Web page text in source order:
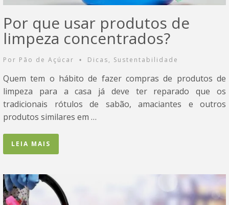
Por que usar produtos de
limpeza concentrados?
Por Pão de Açúcar • Dicas, Sustentabilidade
Quem tem o hábito de fazer compras de produtos de
limpeza para a casa já deve ter reparado que os
tradicionais rótulos de sabão, amaciantes e outros
produtos similares em …
LEIA MAIS